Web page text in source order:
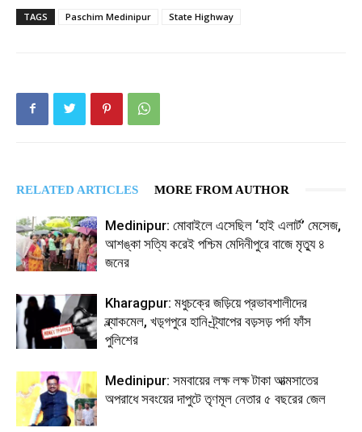
TAGS Paschim Medinipur State Highway
RELATED ARTICLES MORE FROM AUTHOR
Medinipur: মোবাইলে এসেছিল ‘হাই এলার্ট’ মেসেজ,
আশঙ্কা সত্যি করেই পশ্চিম মেদিনীপুরে বাজে মৃত্যু ৪
জনের
Kharagpur: মধুচক্রে জড়িয়ে প্রভাবশালীদের
ব্ল্যাকমেল, খড়্গপুরে হানি-ট্র্যাপের বড়সড় পর্দা ফাঁস
পুলিশের
Medinipur: সমবায়ের লক্ষ লক্ষ টাকা আত্মসাতের
অপরাধে সবংয়ের দাপুটে তৃণমূল নেতার ৫ বছরের জেল